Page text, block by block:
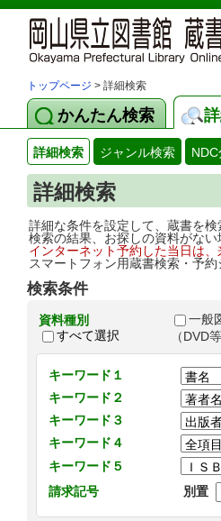
トップページ > 詳細検索
かんたん検索
詳細検索 ジャンル検索
詳細検索
詳細な条件を設定して、蔵書を検
検索の結果、お探しの資料がな
インターネット予約した当日は
スマートフォン用蔵書検索・予約
検索条件
資料種別
すべて選択
一般
（DVD等
キーワード１
キーワード２
キーワード３
キーワード４
キーワード５
請求記号
別置